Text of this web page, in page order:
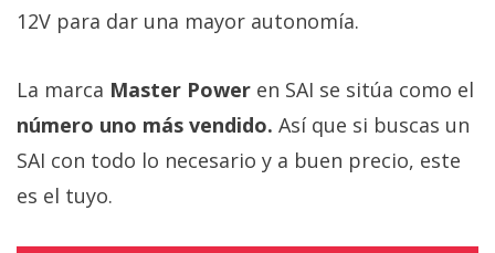
12V para dar una mayor autonomía.
La marca Master Power en SAI se sitúa como el
número uno más vendido. Así que si buscas un
SAI con todo lo necesario y a buen precio, este
es el tuyo.